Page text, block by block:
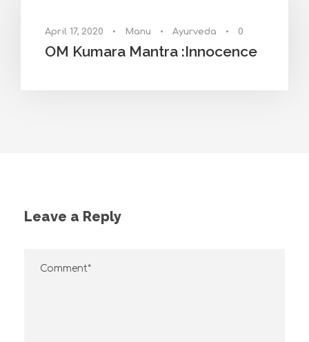
April 17, 2020 • Manu • Ayurveda • 0
OM Kumara Mantra :Innocence
Leave a Reply